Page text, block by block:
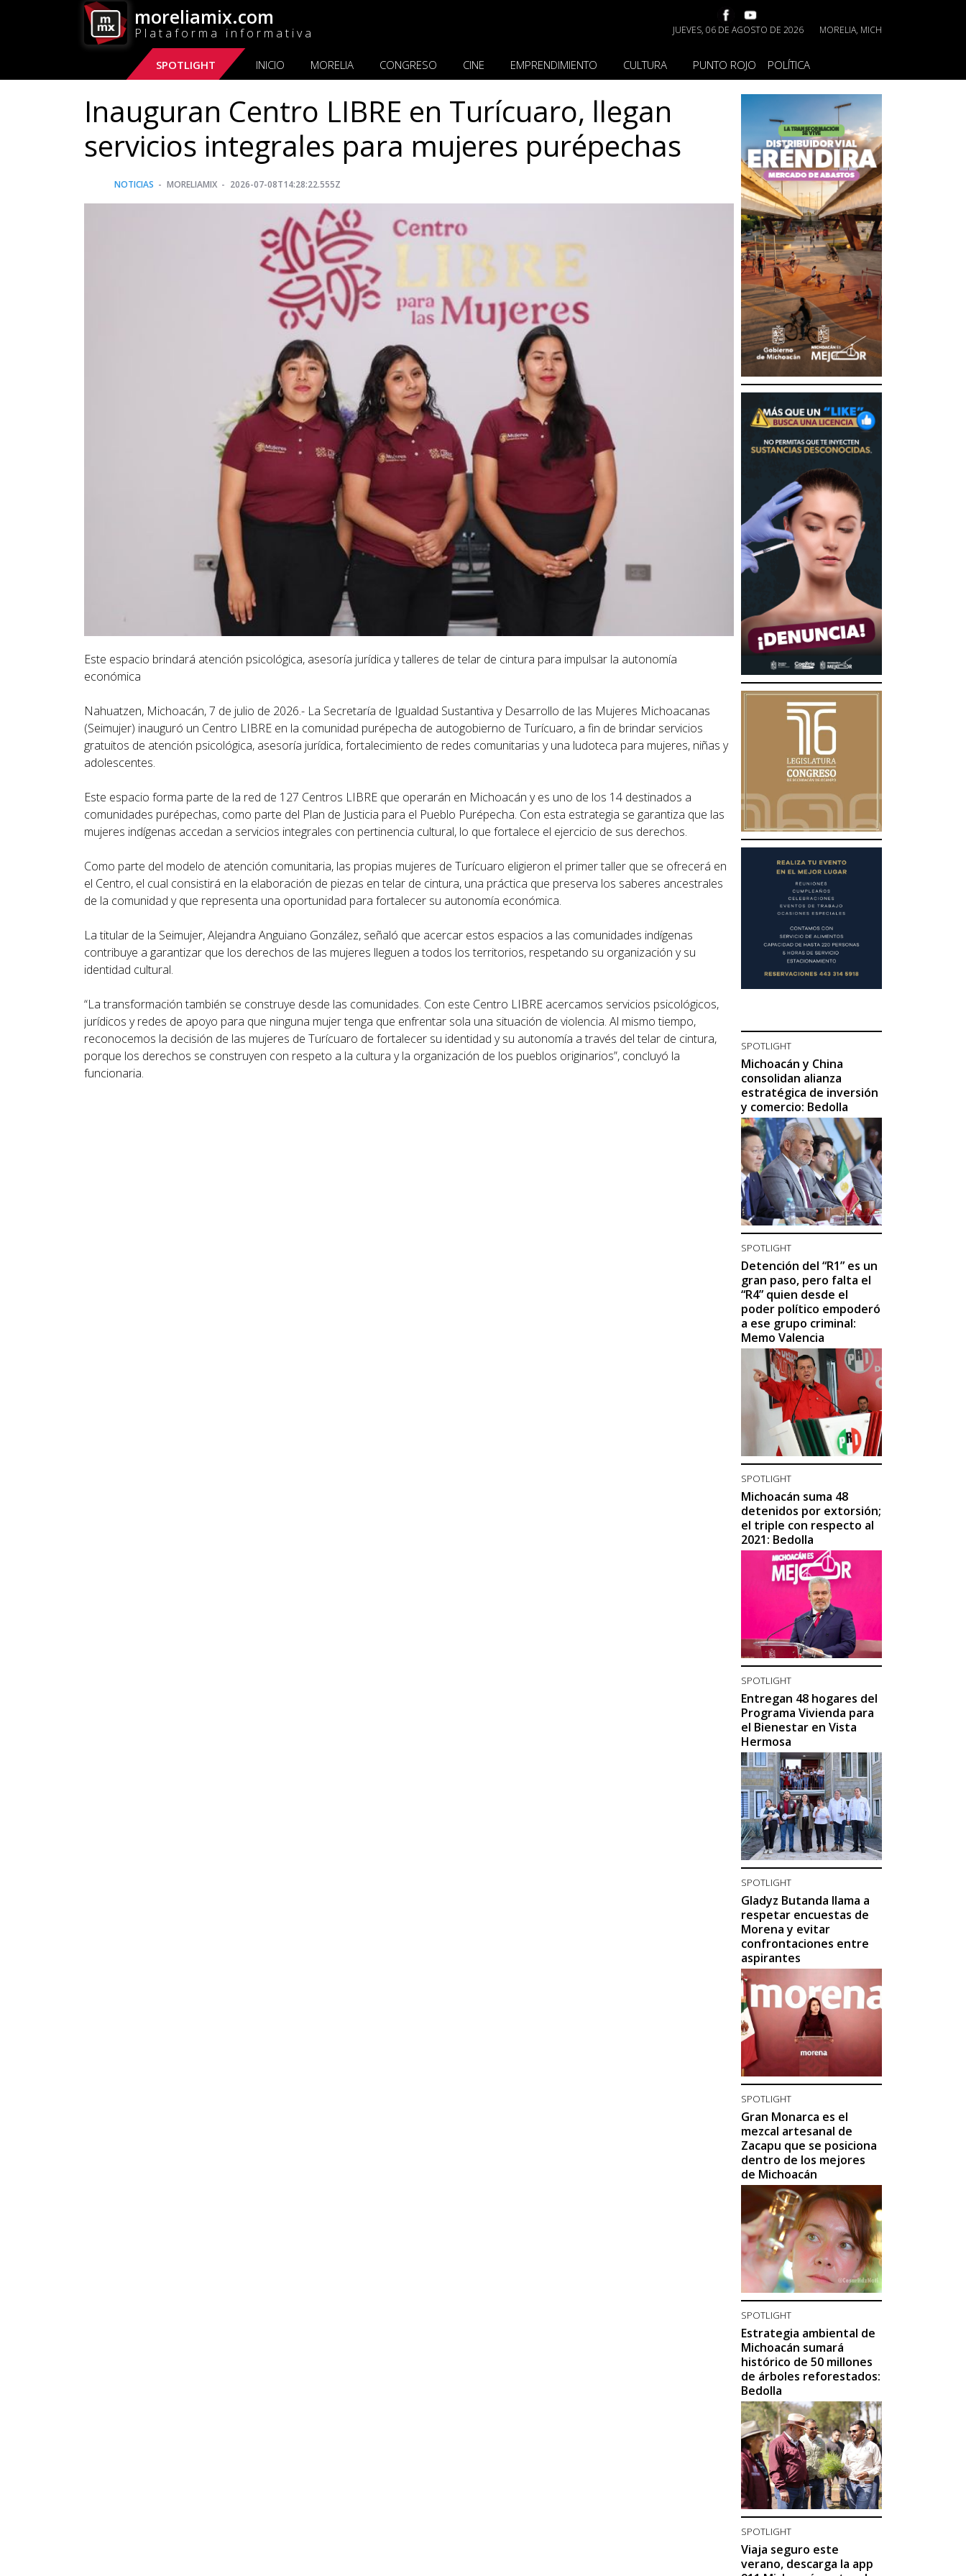
moreliamix.com
Plataforma informativa JUEVES, 06 DE AGOSTO DE 2026 MORELIA, MICH
SPOTLIGHT INICIO MORELIA CONGRESO CINE EMPRENDIMIENTO CULTURA PUNTO ROJO POLÍTICA
Inauguran Centro LIBRE en Turícuaro, llegan
servicios integrales para mujeres purépechas
NOTICIAS MORELIAMIX 2026-07-08T14:28:22.555Z
Este espacio brindará atención psicológica, asesoría jurídica y talleres de telar de cintura para impulsar la autonomía
económica
Nahuatzen, Michoacán, 7 de julio de 2026.- La Secretaría de Igualdad Sustantiva y Desarrollo de las Mujeres Michoacanas
(Seimujer) inauguró un Centro LIBRE en la comunidad purépecha de autogobierno de Turícuaro, a fin de brindar servicios
gratuitos de atención psicológica, asesoría jurídica, fortalecimiento de redes comunitarias y una ludoteca para mujeres, niñas y
adolescentes.
Este espacio forma parte de la red de 127 Centros LIBRE que operarán en Michoacán y es uno de los 14 destinados a
comunidades purépechas, como parte del Plan de Justicia para el Pueblo Purépecha. Con esta estrategia se garantiza que las
mujeres indígenas accedan a servicios integrales con pertinencia cultural, lo que fortalece el ejercicio de sus derechos.
Como parte del modelo de atención comunitaria, las propias mujeres de Turícuaro eligieron el primer taller que se ofrecerá en
el Centro, el cual consistirá en la elaboración de piezas en telar de cintura, una práctica que preserva los saberes ancestrales
de la comunidad y que representa una oportunidad para fortalecer su autonomía económica.
La titular de la Seimujer, Alejandra Anguiano González, señaló que acercar estos espacios a las comunidades indígenas
contribuye a garantizar que los derechos de las mujeres lleguen a todos los territorios, respetando su organización y su
identidad cultural.
“La transformación también se construye desde las comunidades. Con este Centro LIBRE acercamos servicios psicológicos,
jurídicos y redes de apoyo para que ninguna mujer tenga que enfrentar sola una situación de violencia. Al mismo tiempo,
reconocemos la decisión de las mujeres de Turícuaro de fortalecer su identidad y su autonomía a través del telar de cintura,
porque los derechos se construyen con respeto a la cultura y la organización de los pueblos originarios”, concluyó la
funcionaria.
SPOTLIGHT
Michoacán y China
consolidan alianza
estratégica de inversión
y comercio: Bedolla
SPOTLIGHT
Detención del “R1” es un
gran paso, pero falta el
“R4” quien desde el
poder político empoderó
a ese grupo criminal:
Memo Valencia
SPOTLIGHT
Michoacán suma 48
detenidos por extorsión;
el triple con respecto al
2021: Bedolla
SPOTLIGHT
Entregan 48 hogares del
Programa Vivienda para
el Bienestar en Vista
Hermosa
SPOTLIGHT
Gladyz Butanda llama a
respetar encuestas de
Morena y evitar
confrontaciones entre
aspirantes
SPOTLIGHT
Gran Monarca es el
mezcal artesanal de
Zacapu que se posiciona
dentro de los mejores
de Michoacán
SPOTLIGHT
Estrategia ambiental de
Michoacán sumará
histórico de 50 millones
de árboles reforestados:
Bedolla
SPOTLIGHT
Viaja seguro este
verano, descarga la app